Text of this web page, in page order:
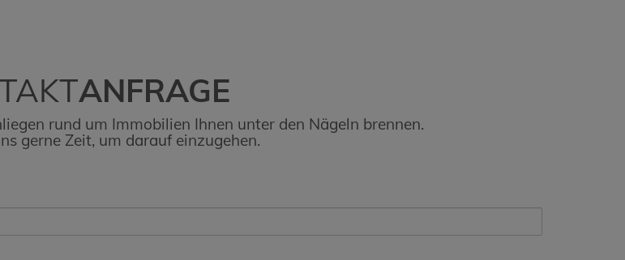
ANFRAGE
rund um Immobilien Ihnen unter den Nägeln brennen.
gerne Zeit, um darauf einzugehen.